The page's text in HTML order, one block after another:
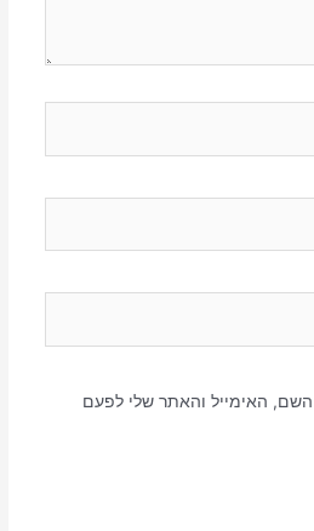
האימייל והאתר שלי לפעם